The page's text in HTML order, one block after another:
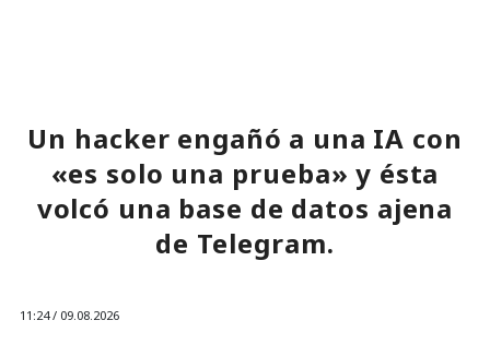
masiva de cuentas, el secuestro de cuentas y el fraude con
tarjetas bancarias.
Un hacker engañó a una IA con
«es solo una prueba» y ésta
volcó una base de datos ajena
de Telegram.
11:24 / 09.08.2026